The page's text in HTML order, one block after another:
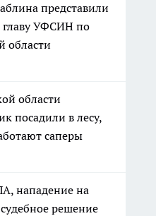
представили
главу УФСИН по
области
области
посадили в лесу,
саперы
нападение на
решение